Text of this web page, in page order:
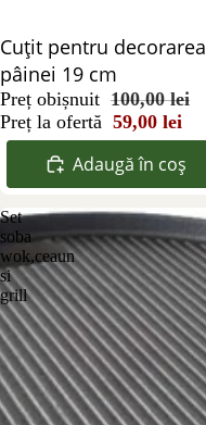
Reducere 41%
Cuțit pentru decorarea
pâinei 19 cm
Preț obișnuit 100,00 lei
Preț la ofertă 59,00 lei
Adaugă în coș
Set
soba
wok,ceaun
si
grill